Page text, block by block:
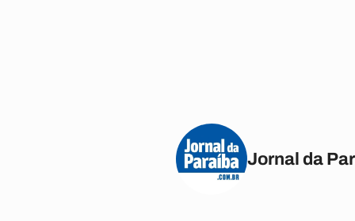
Jornal da